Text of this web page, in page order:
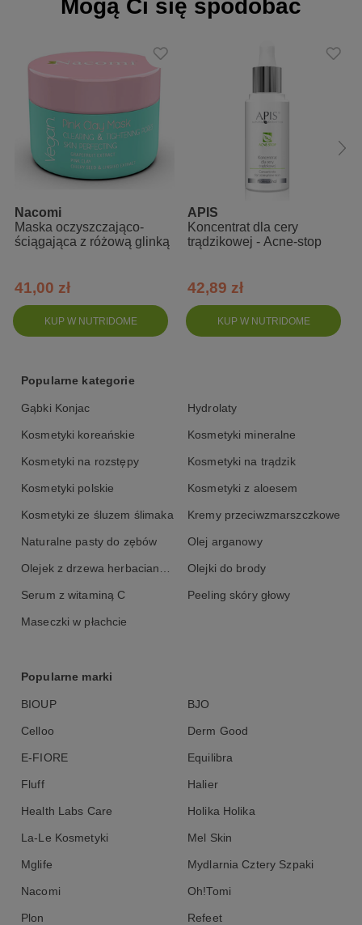
Mogą Ci się spodobać
KUP W NUTRIDOME
Nacomi
Maska oczyszczająco-
ściągająca z różową glinką
41,00 zł
KUP W NUTRIDOME
APIS
Koncentrat dla cery
trądzikowej - Acne-stop
42,89 zł
Popularne kategorie
Gąbki Konjac Hydrolaty
Kosmetyki koreańskie Kosmetyki mineralne
Kosmetyki na rozstępy Kosmetyki na trądzik
Kosmetyki polskie Kosmetyki z aloesem
Kosmetyki ze śluzem ślimaka Kremy przeciwzmarszczkowe
Naturalne pasty do zębów Olej arganowy
Olejek z drzewa herbacianego Olejki do brody
Serum z witaminą C Peeling skóry głowy
Maseczki w płachcie
Popularne marki
BIOUP BJO
Celloo Derm Good
E-FIORE Equilibra
Fluff Halier
Health Labs Care Holika Holika
La-Le Kosmetyki Mel Skin
Mglife Mydlarnia Cztery Szpaki
Nacomi Oh!Tomi
Plon Refeet